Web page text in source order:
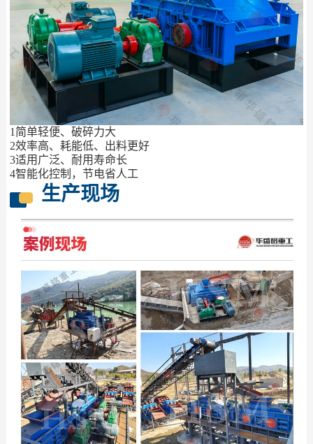
1简单轻便、破碎力大
2效率高、耗能低、出料更好
3适用广泛、耐用寿命长
4智能化控制，节电省人工
生产现场